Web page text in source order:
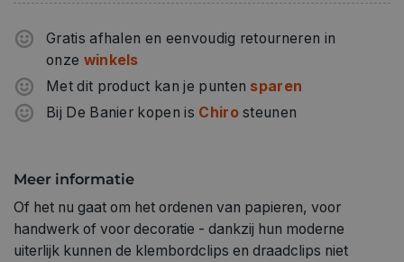
Gratis afhalen en eenvoudig retourneren in
onze winkels
Met dit product kan je punten sparen
Bij De Banier kopen is Chirosteunen
Meer informatie
Of het nu gaat om het ordenen van papieren, voor
handwerk of voor decoratie - dankzij hun moderne
uiterlijk kunnen de klembordclips en draadclips niet